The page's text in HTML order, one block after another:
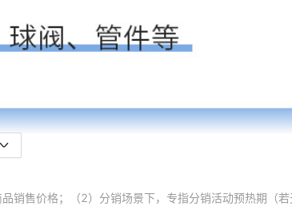
售价格；（2）分销场景下，专指分销活动预热期（